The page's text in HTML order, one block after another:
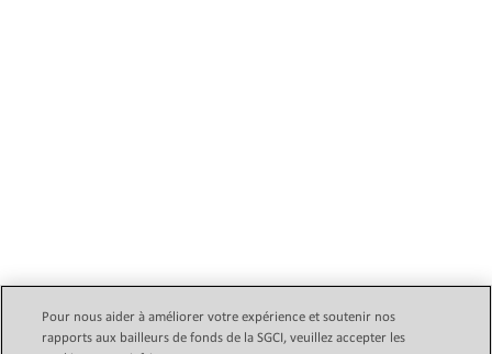
Email Legal Policy
Pour nous aider à améliorer votre expérience et soutenir nos
rapports aux bailleurs de fonds de la SGCI, veuillez accepter les